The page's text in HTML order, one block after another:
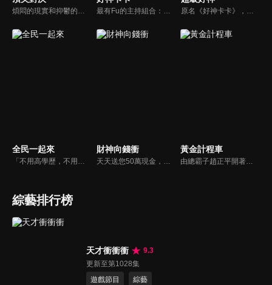
煩悶的現實和抑鬱的社會，你需要的就是笑、大聲笑、開口笑，《頂尖對決》就要你笑到落ㄟ骸，最具綜藝實力的庹宗康，和喜感十足的納豆各自領軍對抗，藝人搞笑pk笑果十足，《頂尖對決》讓你忘掉一週煩惱！ 最有Fu的主持組合：「A咖天王」徐乃麟+「好神天心」朱芯儀+「真理大學校花」洪棠+「台大獸醫碩士」LYDIA。遊戲的層層關卡，來賓必須要和主持人比反應，比記憶，比機智，比膽識，幸運女神的眷顧與遠離永遠都是個未知數！ 原名《好神卡卡》，後改名為《超級好神》，是一檔益智類綜藝節目，由「A咖天王」徐乃麟搭配黃鐙輝主持。「好神智慧王」、「好神記憶王」、「誰是爆點王」、「好神送好禮」四個單元，讓來賓一較高下。比反應，比記憶，比機智，比膽識，幸運女神的眷顧與遠離永遠都是個未知數！
全民一起來
「不用高學歷，不用會答題，全民一起來，獎金拿不完！」《全民一起來》是一檔結合手機遊戲的大型現場直播益智節目，「記憶、觀察、反應、平衡、敏捷...」，多道關卡考驗挑戰者的多元智能及體能，見證藝人明星各項不可思議的挑戰。
財神向錢衝
天天送您50萬現金，還有汽車大獎！不考智力、體力，挑戰家人、同事、同學、朋友互相了解的成渡和共同生活經驗。快來參加《財神向前衝》大獎通通送給您。
黃金計程車
由總霸子趙正平開著計程車在街頭隨機找尋搭車路人，進行機智問答，如果十題答對就可以拿走金元寶！如果沒有答對，就把當前獎金減一個0然後發放！另外節目中總霸子趙正平還會帶我們遍尋美食名景。
綜藝排行榜
天才衝衝衝
9.3
更新至第1028集
遊戲節目
綜藝